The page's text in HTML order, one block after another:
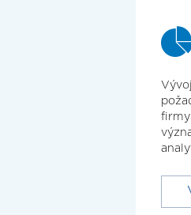
firmy